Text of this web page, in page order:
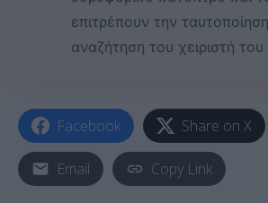
επιτρέπουν την
αναζήτηση του χειριστή
Facebook Share on X
Email Copy Link